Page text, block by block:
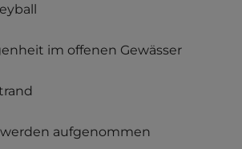
im offenen Gewässer
aufgenommen